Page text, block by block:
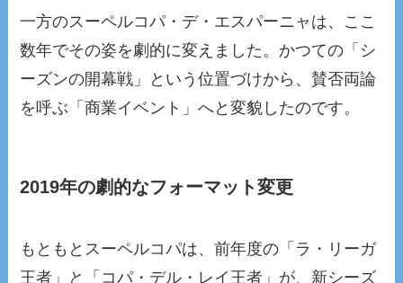
一方のスーペルコパ・デ・エスパーニャは、ここ
数年でその姿を劇的に変えました。かつての「シ
ーズンの開幕戦」という位置づけから、賛否両論
を呼ぶ「商業イベント」へと変貌したのです。
2019年の劇的なフォーマット変更
もともとスーペルコパは、前年度の「ラ・リーガ
王者」と「コパ・デル・レイ王者」が、新シーズ